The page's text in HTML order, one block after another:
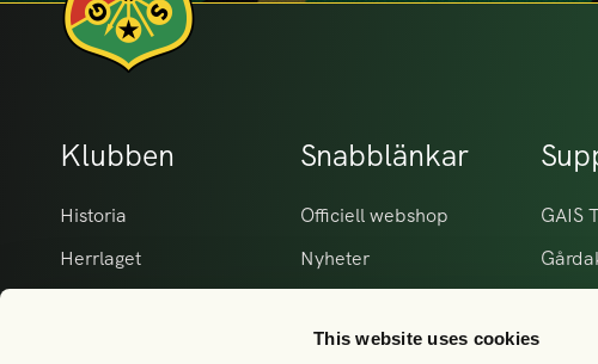
This website uses cookies
Klubben
Historia
Herrlaget
Snabblänkar
Officiell webshop
Nyheter
Matcher Dam
GAIS